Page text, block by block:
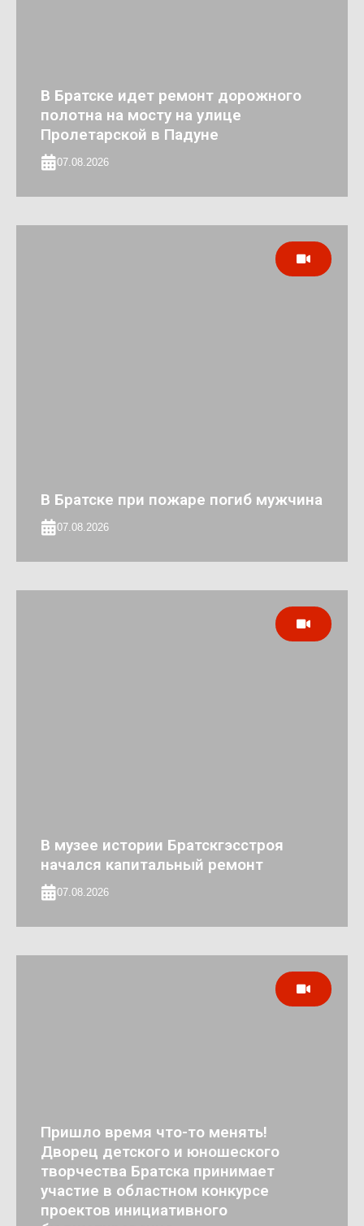
В Братске идет ремонт дорожного
полотна на мосту на улице
Пролетарской в Падуне
07.08.2026
В Братске при пожаре погиб мужчина
07.08.2026
В музее истории Братскгэсстроя
начался капитальный ремонт
07.08.2026
Пришло время что-то менять!
Дворец детского и юношеского
творчества Братска принимает
участие в областном конкурсе
проектов инициативного